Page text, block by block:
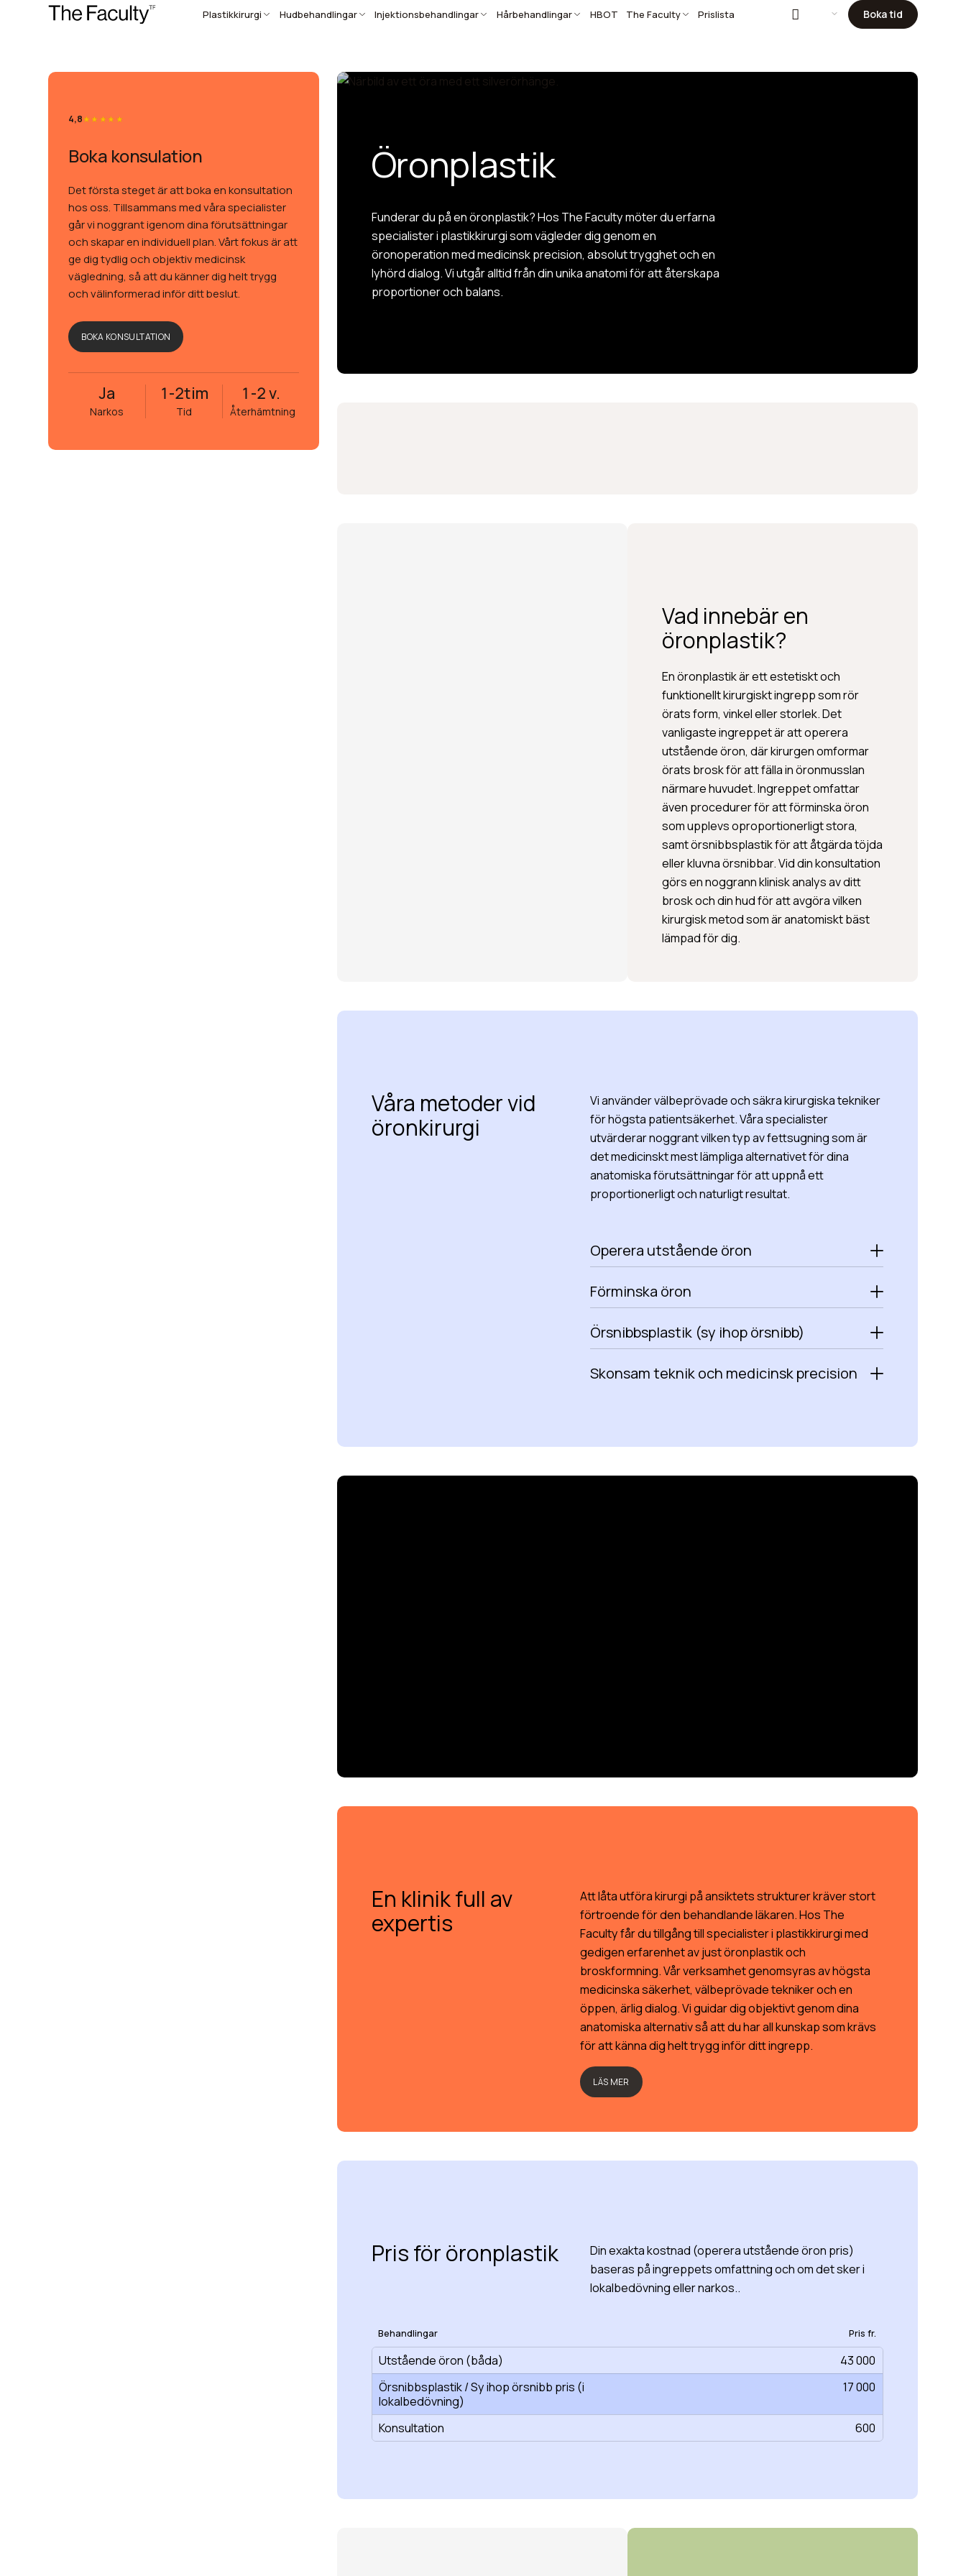
Plastikkirurgi Hudbehandlingar Injektionsbehandlingar Hårbehandlingar HBOT The Faculty Prislista Boka tid
4,8
Boka konsulation
Det första steget är att boka en konsultation
hos oss. Tillsammans med våra specialister
går vi noggrant igenom dina förutsättningar
och skapar en individuell plan. Vårt fokus är att
ge dig tydlig och objektiv medicinsk
vägledning, så att du känner dig helt trygg
och välinformerad inför ditt beslut.
BOKA KONSULTATION
Ja
Narkos
1-2tim
Tid
1-2 v.
Återhämtning
Öronplastik
Funderar du på en öronplastik? Hos The Faculty möter du erfarna
specialister i plastikkirurgi som vägleder dig genom en
öronoperation med medicinsk precision, absolut trygghet och en
lyhörd dialog. Vi utgår alltid från din unika anatomi för att återskapa
proportioner och balans.
BOKA KONSULTATION
Vad innebär en
öronplastik?
En öronplastik är ett estetiskt och
funktionellt kirurgiskt ingrepp som rör
örats form, vinkel eller storlek. Det
vanligaste ingreppet är att operera
utstående öron, där kirurgen omformar
örats brosk för att fälla in öronmusslan
närmare huvudet. Ingreppet omfattar
även procedurer för att förminska öron
som upplevs oproportionerligt stora,
samt örsnibbsplastik för att åtgärda töjda
eller kluvna örsnibbar. Vid din konsultation
görs en noggrann klinisk analys av ditt
brosk och din hud för att avgöra vilken
kirurgisk metod som är anatomiskt bäst
lämpad för dig.
Våra metoder vid
öronkirurgi
Vi använder välbeprövade och säkra kirurgiska tekniker
för högsta patientsäkerhet. Våra specialister
utvärderar noggrant vilken typ av fettsugning som är
det medicinskt mest lämpliga alternativet för dina
anatomiska förutsättningar för att uppnå ett
proportionerligt och naturligt resultat.
Operera utstående öron
Förminska öron
Örsnibbsplastik (sy ihop örsnibb)
Skonsam teknik och medicinsk precision
En klinik full av
expertis
Att låta utföra kirurgi på ansiktets strukturer kräver stort
förtroende för den behandlande läkaren. Hos The
Faculty får du tillgång till specialister i plastikkirurgi med
gedigen erfarenhet av just öronplastik och
broskformning. Vår verksamhet genomsyras av högsta
medicinska säkerhet, välbeprövade tekniker och en
öppen, ärlig dialog. Vi guidar dig objektivt genom dina
anatomiska alternativ så att du har all kunskap som krävs
för att känna dig helt trygg inför ditt ingrepp.
LÄS MER
Pris för öronplastik
Din exakta kostnad (operera utstående öron pris)
baseras på ingreppets omfattning och om det sker i
lokalbedövning eller narkos..
Behandlingar Pris fr.
Utstående öron (båda)
43 000
Örsnibbsplastik / Sy ihop örsnibb pris (i
lokalbedövning)
17 000
Konsultation 600